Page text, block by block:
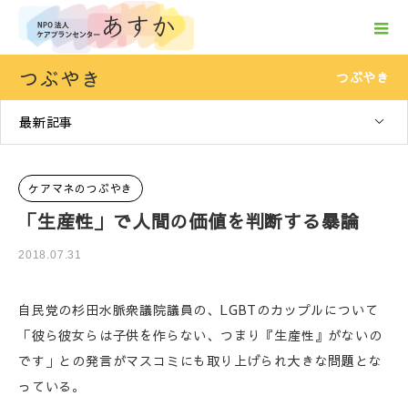
つぶやき つぶやき
最新記事
ケアマネのつぶやき
「生産性」で人間の価値を判断する暴論
2018.07.31
自民党の杉田水脈衆議院議員の、LGBTのカップルについて
「彼ら彼女らは子供を作らない、つまり『生産性』がないの
です」との発言がマスコミにも取り上げられ大きな問題とな
っている。